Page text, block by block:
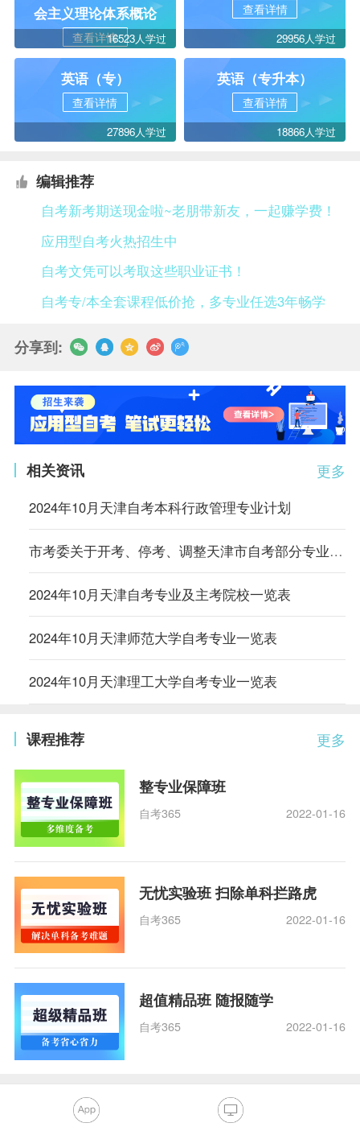
会主义理论体系概论
查看详情16523人学过
查看详情
29956人学过
英语（专）
查看详情
27896人学过
英语（专升本）
查看详情
18866人学过
编辑推荐
自考新考期送现金啦~老朋带新友，一起赚学费！
应用型自考火热招生中
自考文凭可以考取这些职业证书！
自考专/本全套课程低价抢，多专业任选3年畅学
分享到:
更多
相关资讯
2024年10月天津自考本科行政管理专业计划
市考委关于开考、停考、调整天津市自考部分专业的通知
2024年10月天津自考专业及主考院校一览表
2024年10月天津师范大学自考专业一览表
2024年10月天津理工大学自考专业一览表
更多
课程推荐
整专业保障班
自考365 2022-01-16
无忧实验班 扫除单科拦路虎
自考365 2022-01-16
超值精品班 随报随学
自考365 2022-01-16